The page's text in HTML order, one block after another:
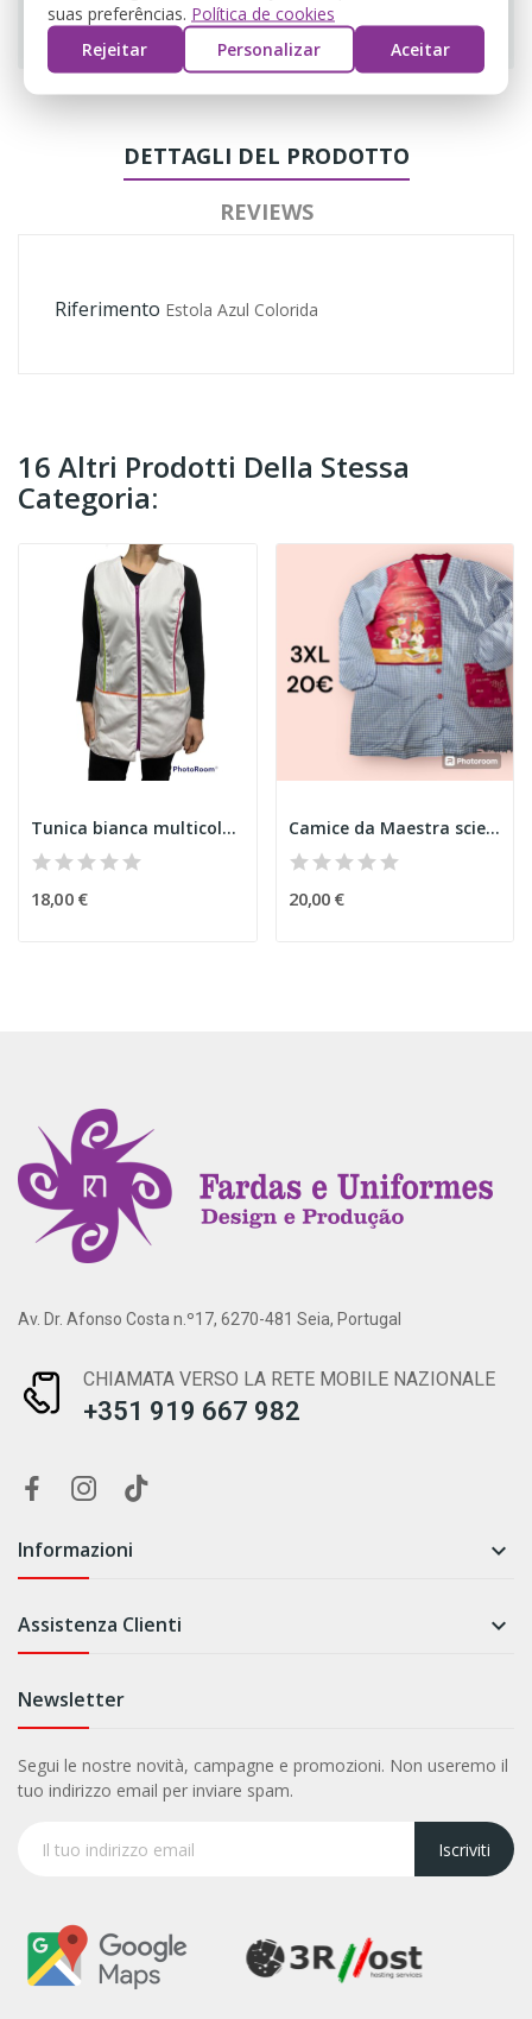
Guarantee safe & secure checkout
DETTAGLI DEL PRODOTTO
REVIEWS
Riferimento Estola Azul Colorida
16 Altri Prodotti Della Stessa
Categoria:
Tunica bianca multicolore
18,00 €
Camice da Maestra scienza
20,00 €
Av. Dr. Afonso Costa n.º17, 6270-481 Seia, Portugal
CHIAMATA VERSO LA RETE MOBILE NAZIONALE
+351 919 667 982
Informazioni 
Assistenza Clienti 
Newsletter
Segui le nostre novità, campagne e promozioni. Non useremo il
tuo indirizzo email per inviare spam.
Iscriviti
suas preferências. Política de cookies
Rejeitar
Personalizar Aceitar